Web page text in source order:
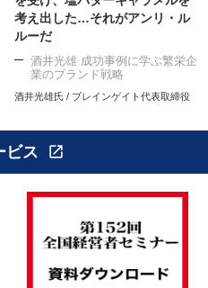
考え出した…それがアンリ・ル
ルーだ
酒井光雄 成功事例に学ぶ繁栄企
業のブランド戦略
酒井光雄氏 / ブレインゲイト代表取締役
ビス open_in_new